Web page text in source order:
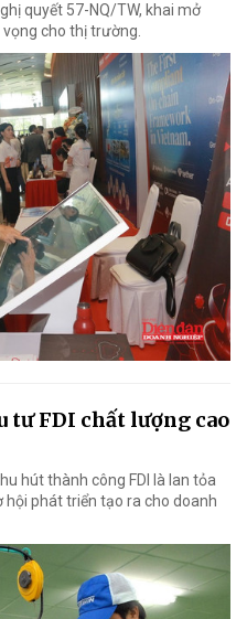
quyết 57-NQ/TW, khai mở
cho thị trường.
tư FDI chất lượng cao
hút thành công FDI là lan tỏa
hội phát triển tạo ra cho doanh